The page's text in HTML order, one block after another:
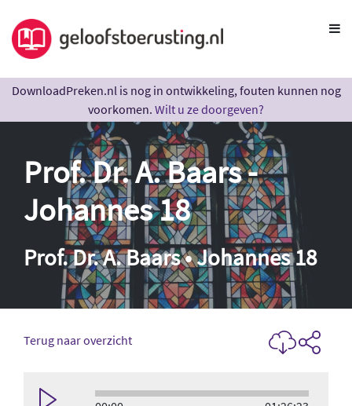
DownloadPreken.nl is nog in ontwikkeling, fouten kunnen nog
voorkomen. Wilt u ze doorgeven?
Prof. Dr. A. Baars -
Johannes 18
Prof. Dr. A. Baars • Johannes 18
Terug naar overzicht